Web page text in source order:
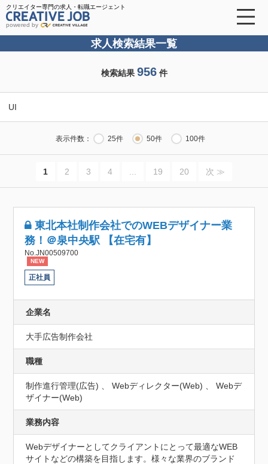
クリエイター専門の求人・転職エージェント
powered by
求人検索結果一覧
検索結果 956件
UI
表示件数： 25件 50件 100件
1 2 3 4 19 20 次 ≫
東北本社制作会社でのWEBデザイナー業
務！＠泉中央駅 【在宅有】
No.JN00509700
NEW
正社員
企業名
大手広告制作会社
職種
制作進行管理(広告) 、 Webディレクター(Web) 、 Webデ
ザイナー(Web)
業務内容
Webデザイナーとしてクライアントにとって最適なWEB
サイトなどの構築を目指します。様々な業界のブランド